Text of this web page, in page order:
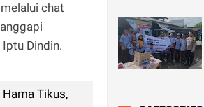
chat
Dindin.
Tikus,